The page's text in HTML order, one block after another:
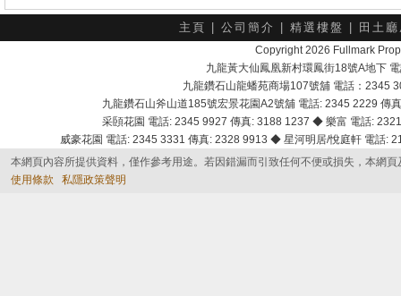
主頁 公司簡介 精選樓盤 田土
Copyright 2026 Fullmark
九龍黃大仙鳳凰新村環鳳街18號A地下
九龍鑽石山龍蟠苑商場107號舖 電話：2345
九龍鑽石山斧山道185號宏景花園A2號舖 電話: 2345 2229
采頣花園 電話: 2345 9927 傳真: 3188 1237 ◆ 樂富 電話:
威豪花園 電話: 2345 3331 傳真: 2328 9913 ◆ 星河明居/悅庭軒 電話
本網頁內容所提供資料，僅作參考用途。若因錯漏而引致任何不便或損失，本網
使用條款
私隱政策聲明